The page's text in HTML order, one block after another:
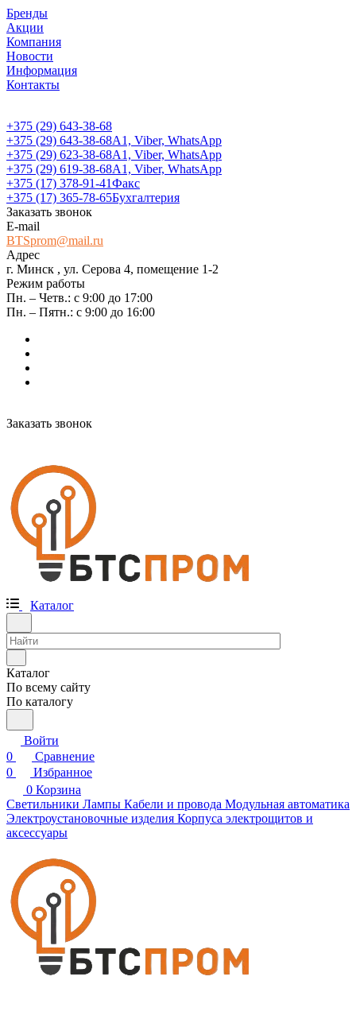
Бренды
Акции
Компания
Новости
Информация
Контакты
+375 (29) 643-38-68
+375 (29) 643-38-68А1, Viber, WhatsApp
+375 (29) 623-38-68А1, Viber, WhatsApp
+375 (29) 619-38-68А1, Viber, WhatsApp
+375 (17) 378-91-41Факс
+375 (17) 365-78-65Бухгалтерия
Заказать звонок
E-mail
BTSprom@mail.ru
Адрес
г. Минск , ул. Серова 4, помещение 1-2
Режим работы
Пн. – Четв.: с 9:00 до 17:00
Пн. – Пятн.: с 9:00 до 16:00
Заказать звонок
Каталог
Каталог
По всему сайту
По каталогу
Войти
0
Сравнение
0
Избранное
0 Корзина
Светильники Лампы Кабели и провода Модульная автоматика
Электроустановочные изделия Корпуса электрощитов и
аксессуары